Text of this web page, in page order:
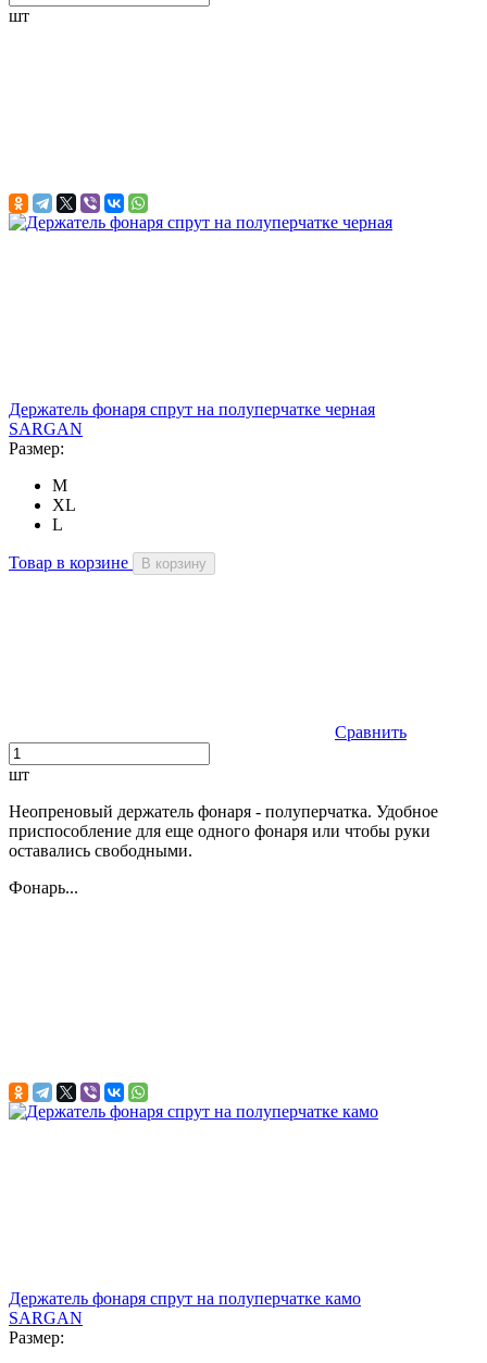
шт
Держатель фонаря спрут на полуперчатке черная
SARGAN
Размер:
M
XL
L
Товар в корзине В корзину
Сравнить
шт
Неопреновый держатель фонаря - полуперчатка. Удобное
приспособление для еще одного фонаря или чтобы руки
оставались свободными.
Фонарь...
Держатель фонаря спрут на полуперчатке камо
SARGAN
Размер: